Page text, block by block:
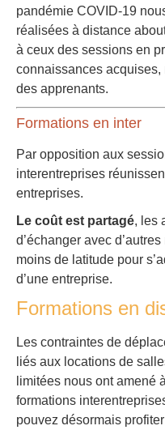
pandémie COVID-19
réalisées à distance
à ceux des sessions en
connaissances
des apprenants.
Formations en inter
Par opposition aux
interentreprises
entreprises.
Le coût est partagé, les
d’échanger avec
moins de latitude pour
d’une entreprise.
Formations en
Les contraintes de
liés aux locations de
limitées nous ont amené
formations
pouvez désormais